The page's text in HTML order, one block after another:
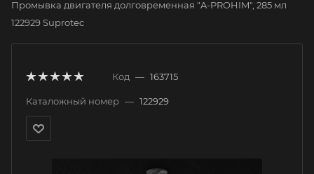
Промывка двигателя долговременная "A-PROHIM", 285 мл
122929 Suprotec
Код — 163715
Каталожный номер — 122929